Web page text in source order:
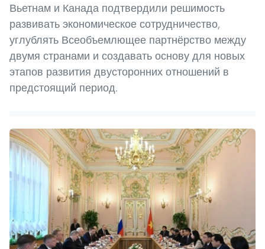
Вьетнам и Канада подтвердили решимость
развивать экономическое сотрудничество,
углублять Всеобъемлющее партнёрство между
двумя странами и создавать основу для новых
этапов развития двусторонних отношений в
предстоящий период.